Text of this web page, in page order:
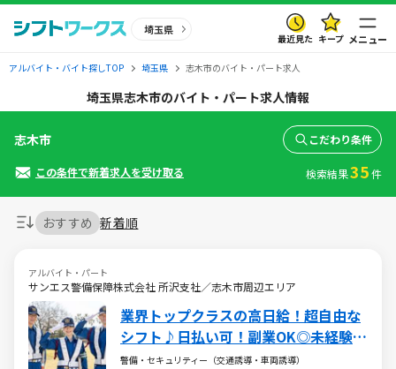
埼玉県
最近見た キープ メニュー
アルバイト・バイト探しTOP 埼玉県 志木市のバイト・パート求人
埼玉県志木市のバイト・パート求人情報
おすすめ 新着順
アルバイト・パート
サンエス警備保障株式会社 所沢支社／志木市周辺エリア
業界トップクラスの高日給！超自由な
シフト♪日払い可！副業OK◎未経験大
歓迎
警備・セキュリティー（交通誘導・車両誘導）
志木市 こだわり条件
この条件で新着求人を受け取る 検索結果35件